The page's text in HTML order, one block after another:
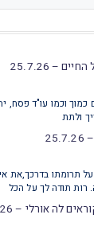
– 25.7.26
כמוך וכמו עו"ד פסח,
ולתת
על תרומתו בדרכך,את
תודה לך על הכל
לה אורלי – 9.5.26